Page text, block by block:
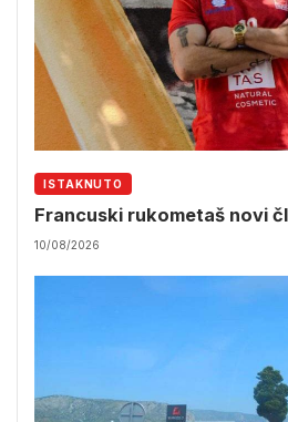
ISTAKNUTO
Francuski rukometaš novi
10/08/2026